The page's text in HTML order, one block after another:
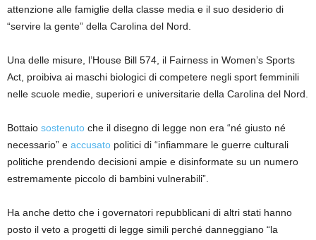
attenzione alle famiglie della classe media e il suo desiderio di
“servire la gente” della Carolina del Nord.
Una delle misure, l’House Bill 574, il Fairness in Women’s Sports
Act, proibiva ai maschi biologici di competere negli sport femminili
nelle scuole medie, superiori e universitarie della Carolina del Nord.
Bottaio sostenuto che il disegno di legge non era “né giusto né
necessario” e accusato politici di “infiammare le guerre culturali
politiche prendendo decisioni ampie e disinformate su un numero
estremamente piccolo di bambini vulnerabili”.
Ha anche detto che i governatori repubblicani di altri stati hanno
posto il veto a progetti di legge simili perché danneggiano “la